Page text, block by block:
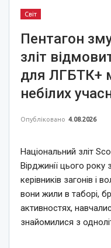
Світ
Пентагон
зліт
для ЛГБТК+
небілих
Опубліковано 4.08.2026
Національний зліт
Вірджинії цього року
керівників загонів і
вони жили в таборі,
активностях,
знайомилися з